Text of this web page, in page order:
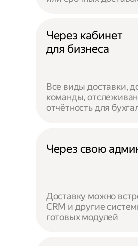
Через кабинет
для бизнеса
Все виды доставки,
команды,
отчётность для
Через свою
Доставку можно
CRM и другие
готовых модулей